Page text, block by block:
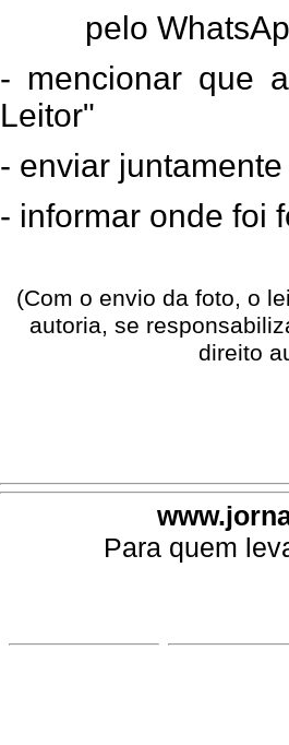
pelo
- mencionar que
Leitor"
- enviar
- informar onde foi
(Com o envio da foto, o
autoria, se
direito
Para quem